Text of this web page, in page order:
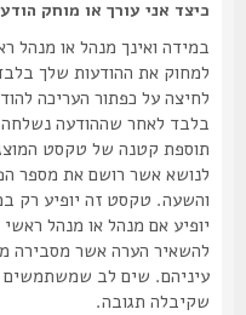
כיצד אני עורך או מוחק הודעה?
במידה ואינך מנהל או מנהל
למחוק את ההודעות שלך בלבד.
לחיצה על כפתור העריכה להודעה
בלבד לאחר שההודעה נשלחה.
תוספת קטנה של טקסט המוצג
לנושא אשר רושם את מספר
והשעה. טקסט זה יופיע רק
יופיע אם מנהל או מנהל ראשי
להשאיר הערה אשר מסבירה מדוע
עיניהם. שים לב שמשתמשים
שקיבלה תגובה.